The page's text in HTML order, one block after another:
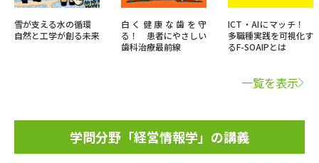
雪が支える水の循環
自然と工学が創る未来
白く健康な歯を守
る！ 患者にやさしい
歯科治療最前線
ICT・AIにマッチ！
多職種実践を可視化す
るF-SOAIPとは
一覧を表示
学問分野「経営情報学」の講義